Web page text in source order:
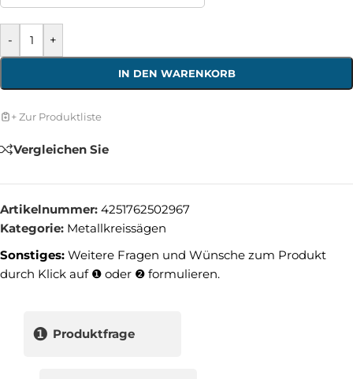
- +
IN DEN WARENKORB
+ Zur Produktliste
Vergleichen Sie
Artikelnummer: 4251762502967
Kategorie: Metallkreissägen
Sonstiges: Weitere Fragen und Wünsche zum Produkt
durch Klick auf ❶ oder ❷ formulieren.
❶ Produktfrage